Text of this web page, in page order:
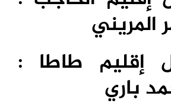
المريني
إقليم طاطا :
باري